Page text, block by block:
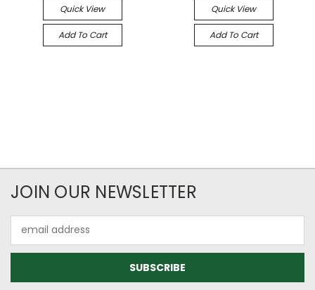
Quick View
Add To Cart
Quick View
Add To Cart
JOIN OUR NEWSLETTER
Address